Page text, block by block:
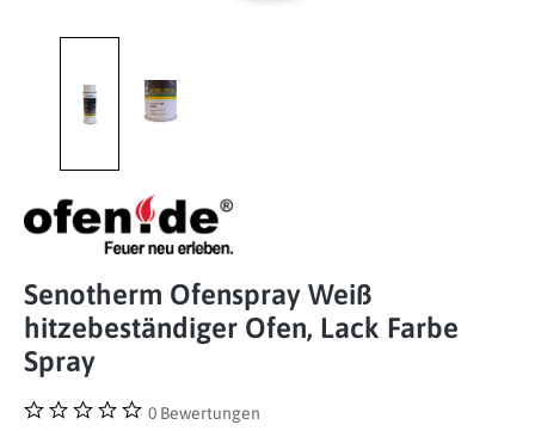
Senotherm Ofenspray Weiß
hitzebeständiger Ofen, Lack Farbe
Spray
0 Bewertungen